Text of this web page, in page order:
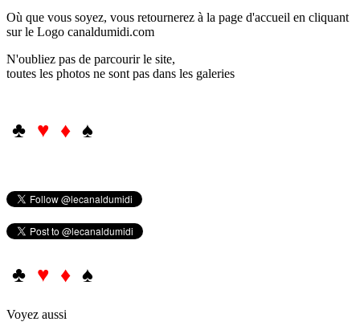
Où que vous soyez, vous retournerez à la page d'accueil en cliquant
sur le Logo canaldumidi.com
N'oubliez pas de parcourir le site,
toutes les photos ne sont pas dans les galeries
♣ ♥ ♦ ♠
♣ ♥ ♦ ♠
Voyez aussi